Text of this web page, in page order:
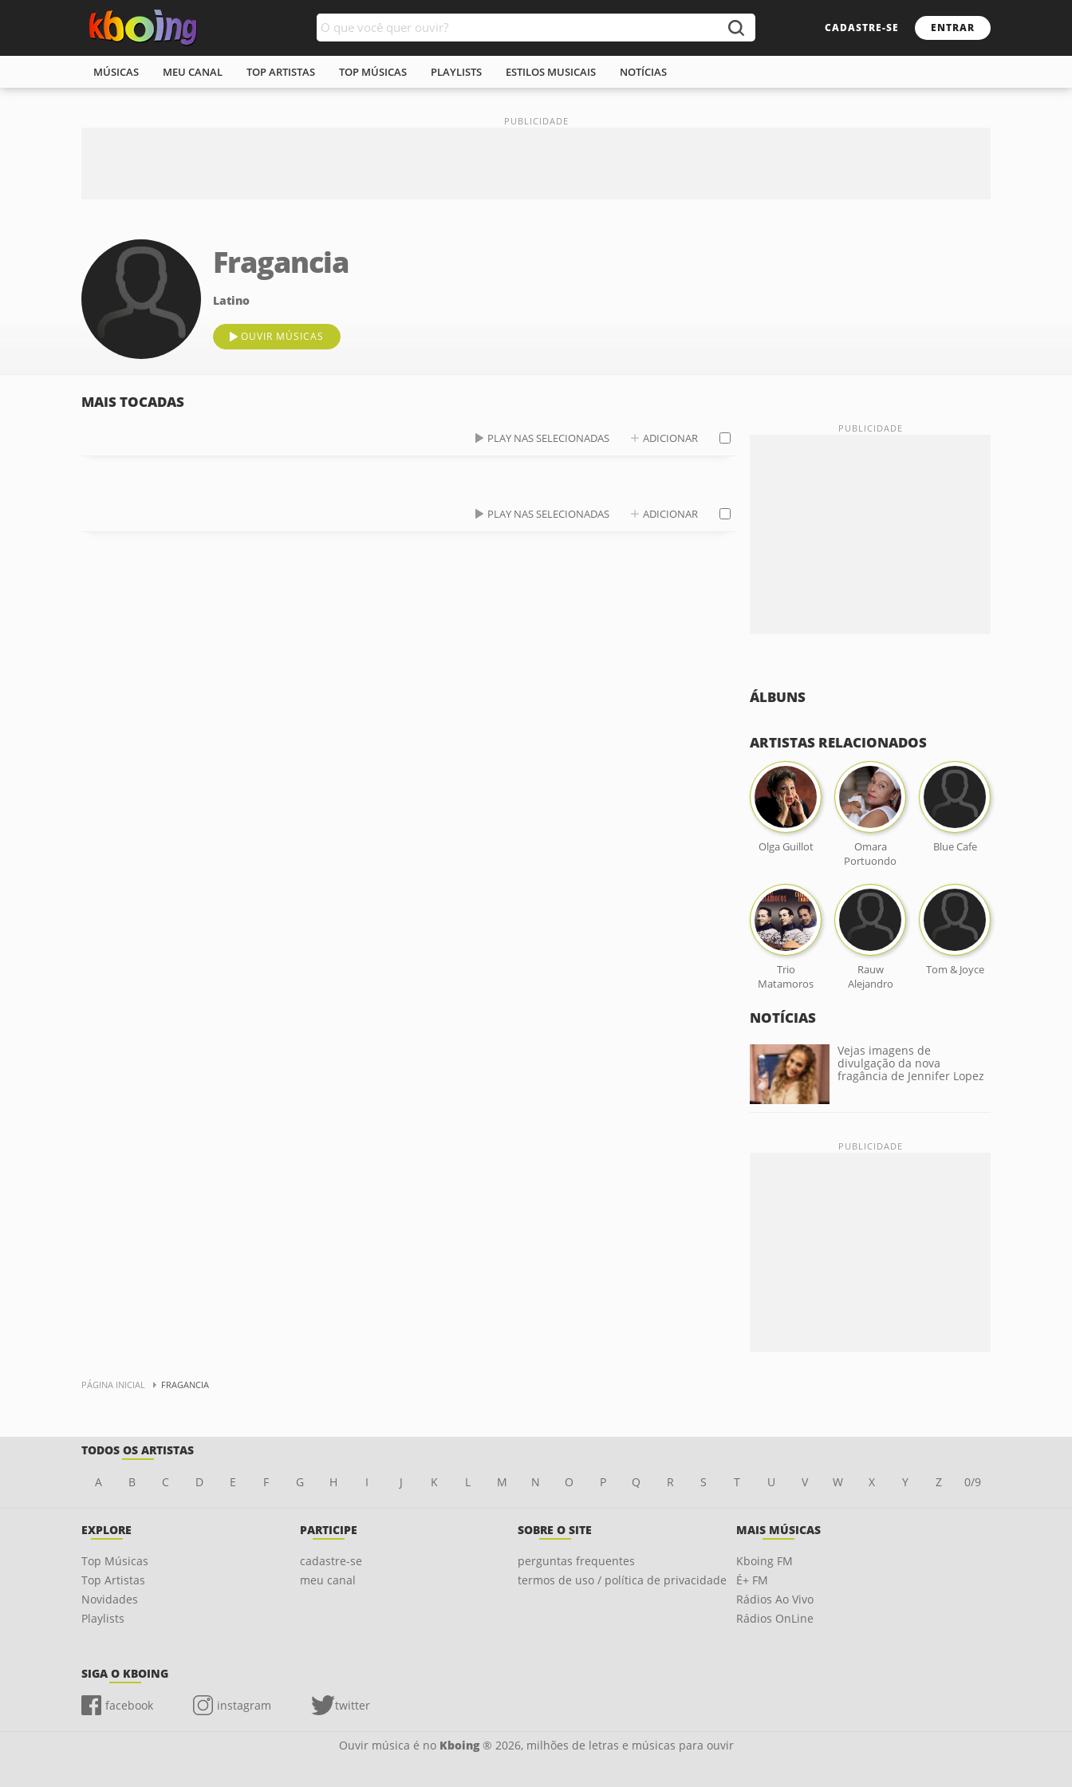
CADASTRE-SE ENTRAR
MÚSICAS MEU CANAL TOP ARTISTAS TOP MÚSICAS PLAYLISTS ESTILOS MUSICAIS NOTÍCIAS
Fragancia
Latino
OUVIR MÚSICAS
MAIS TOCADAS
PLAY NAS SELECIONADAS ADICIONAR
PLAY NAS SELECIONADAS ADICIONAR
ÁLBUNS
ARTISTAS RELACIONADOS
Olga Guillot
Omara
Portuondo
Blue Cafe
Trio
Matamoros
Rauw
Alejandro
Tom & Joyce
NOTÍCIAS
Vejas imagens de
divulgação da nova
fragância de Jennifer Lopez
PÁGINA INICIAL FRAGANCIA
TODOS OS ARTISTAS
A B C D E F G H I J K L M N O P Q R S T U V W X Y Z 0/9
EXPLORE
Top Músicas
Top Artistas
Novidades
Playlists
PARTICIPE
cadastre-se
meu canal
SOBRE O SITE
perguntas frequentes
termos de uso / política de privacidade
MAIS MÚSICAS
Kboing FM
É+ FM
Rádios Ao Vivo
Rádios OnLine
SIGA O KBOING
facebook instagram twitter
Ouvir música é no Kboing® 2026, milhões de letras e músicas para ouvir